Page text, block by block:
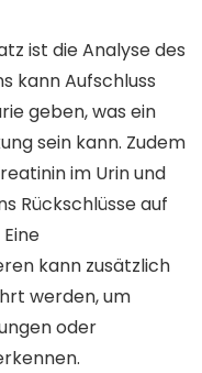
ist die Analyse des
kann Aufschluss
geben, was ein
sein kann. Zudem
im Urin und
Rückschlüsse auf
kann zusätzlich
werden, um
oder